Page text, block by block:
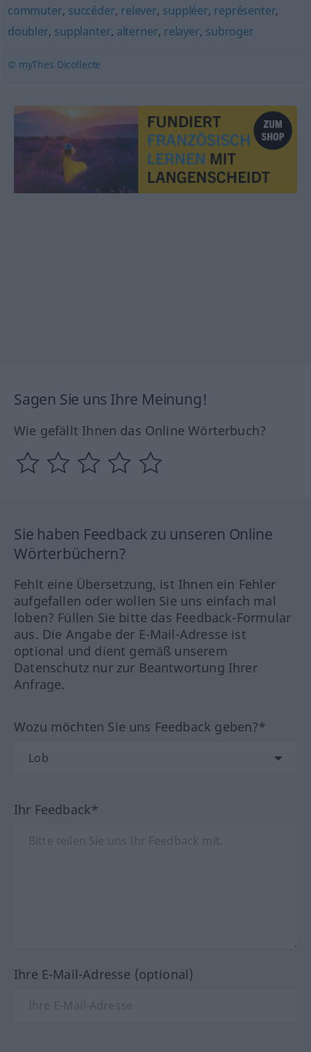
commuter, succéder, relever, suppléer, représenter,
doubler, supplanter, alterner, relayer, subroger
© myThes Dicollecte
Sagen Sie uns Ihre Meinung!
Wie gefällt Ihnen das Online Wörterbuch?
Sie haben Feedback zu unseren Online
Wörterbüchern?
Fehlt eine Übersetzung, ist Ihnen ein Fehler
aufgefallen oder wollen Sie uns einfach mal
loben? Füllen Sie bitte das Feedback-Formular
aus. Die Angabe der E-Mail-Adresse ist
optional und dient gemäß unserem
Datenschutz nur zur Beantwortung Ihrer
Anfrage.
Wozu möchten Sie uns Feedback geben?*
Ihr Feedback*
Ihre E-Mail-Adresse (optional)